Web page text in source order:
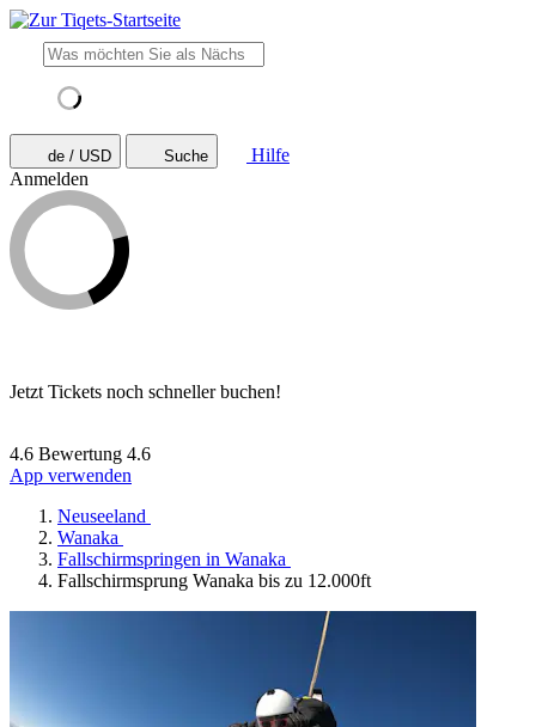
de / USD Suche
Hilfe
Anmelden
Jetzt Tickets noch schneller buchen!
4.6 Bewertung 4.6
App verwenden
Neuseeland
Wanaka
Fallschirmspringen in Wanaka
Fallschirmsprung Wanaka bis zu 12.000ft